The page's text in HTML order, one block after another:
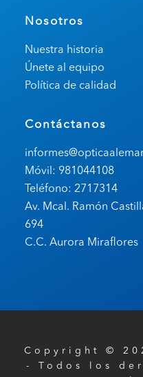
Nosotros
Nuestra historia
Únete al equipo
Política de calidad
Contáctanos
Móvil: 981044108
Teléfono: 2717314
Av. Mcal. Ramón
694
C.C. Aurora Miraflores
Copyright ©
- Todos los